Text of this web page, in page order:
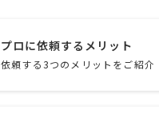
プロに依頼するメリット
依頼する3つのメリットをご紹介